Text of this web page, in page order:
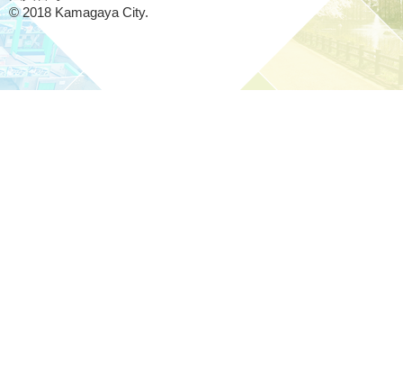
© 2018 Kamagaya City.